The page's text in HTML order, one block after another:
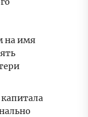
на имя